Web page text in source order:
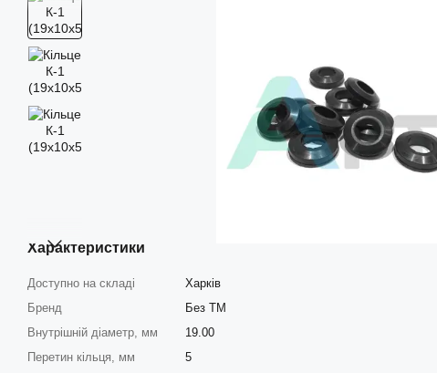
Характеристики
Доступно на складі
Харків
Бренд
Без ТМ
Внутрішній діаметр, мм
19.00
Перетин кільця, мм
5